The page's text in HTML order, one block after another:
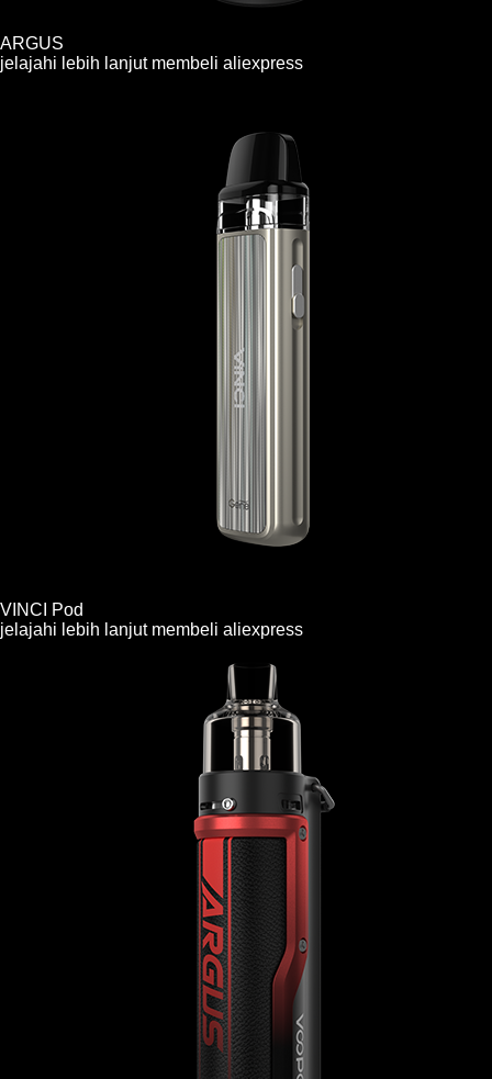
ARGUS
jelajahi lebih lanjut membeli aliexpress
VINCI Pod
jelajahi lebih lanjut membeli aliexpress